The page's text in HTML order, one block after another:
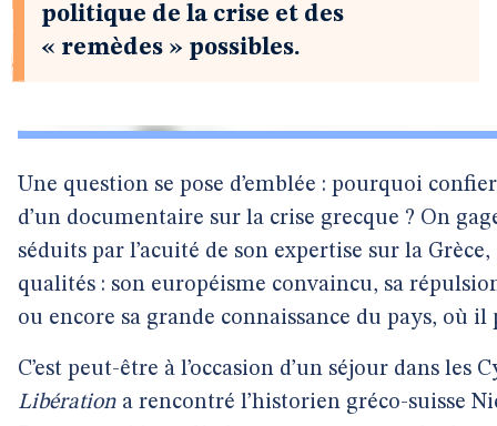
politique de la crise et des
« remèdes » possibles.
Une question se pose d’emblée : pourquoi
d’un documentaire sur la crise grecque ? On
séduits par l’acuité de son expertise sur la
qualités : son européisme convaincu, sa
ou encore sa grande connaissance du pays, où il
C’est peut-être à l’occasion d’un séjour dans les
Libération a rencontré l’historien gréco-suisse